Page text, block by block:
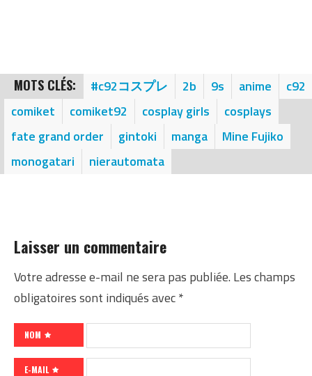
MOTS CLÉS: #c92コスプレ 2b 9s anime
c92
comiket
comiket92 cosplay girls
cosplays
fate grand order
gintoki manga
Mine Fujiko
monogatari
nierautomata
Laisser un commentaire
Votre adresse e-mail ne sera pas publiée. Les champs
obligatoires sont indiqués avec*
NOM
E-MAIL